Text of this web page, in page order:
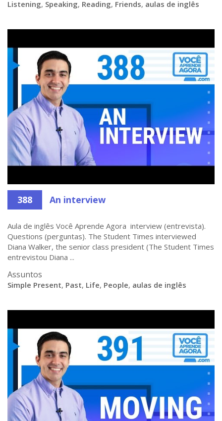
Listening, Speaking, Reading, Friends, aulas de inglês
388 An interview
Aula de inglês Você Aprende Agora interview (entrevista).
Questions (perguntas). The Student Times interviewed
Diana Walker, the senior class president (The Student Times
entrevistou Diana ...
Assuntos
Simple Present, Past, Life, People, aulas de inglês